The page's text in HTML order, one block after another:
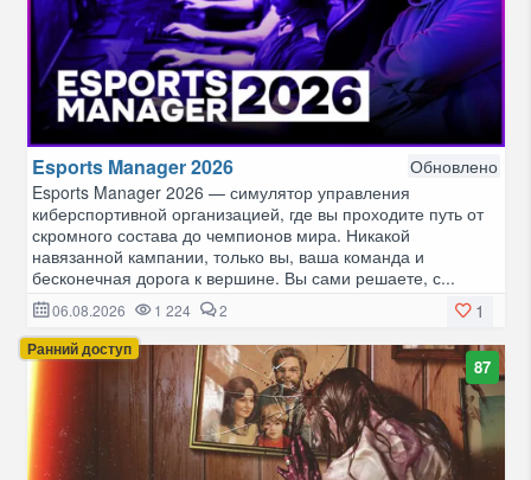
Esports Manager 2026
Обновлено
Esports Manager 2026 — симулятор управления
киберспортивной организацией, где вы проходите путь от
скромного состава до чемпионов мира. Никакой
навязанной кампании, только вы, ваша команда и
бесконечная дорога к вершине. Вы сами решаете, с...
1
06.08.2026 1 224 2
Ранний доступ
87